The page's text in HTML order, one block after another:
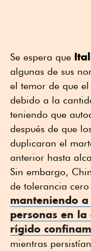
Se espera que
algunas de sus
el temor de que
debido a la
teniendo que
después de que
duplicaran el
anterior hasta
Sin embargo,
de tolerancia
manteniendo
personas en
rígido
mientras